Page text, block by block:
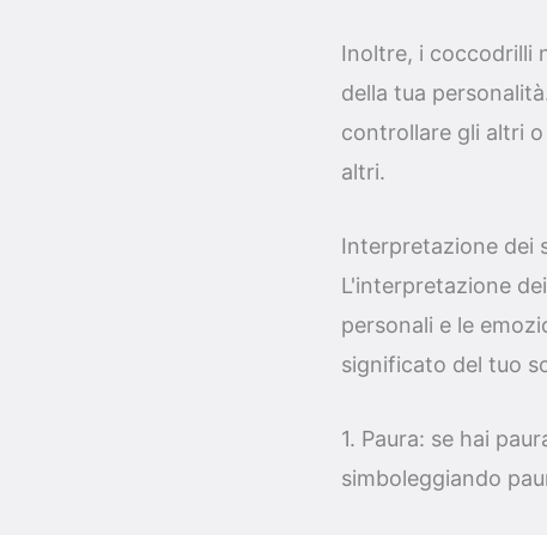
Inoltre, i coccodrilli
della tua
controllare gli altri
altri.
Interpretazione dei
L'interpretazione
personali e le
significato del tuo
1. Paura: se hai
simboleggiando